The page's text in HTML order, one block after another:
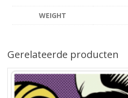
WEIGHT
Gerelateerde producten